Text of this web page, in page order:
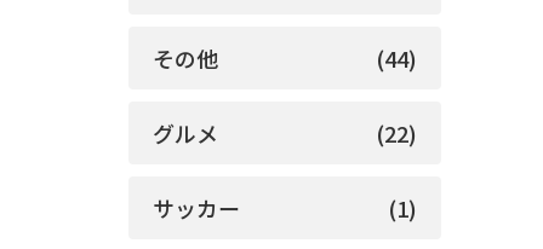
その他 (44)
グルメ (22)
サッカー (1)